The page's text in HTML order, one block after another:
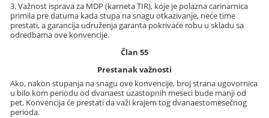
3. Važnost isprava za MDP (karneta TIR), koje je polazna carinarnica
primila pre datuma kada stupa na snagu otkazivanje, neće time
prestati, a garancija udruženja garanta pokrivaće robu u skladu sa
odredbama ove konvencije.
Član 55
Prestanak važnosti
Ako, nakon stupanja na snagu ove konvencije, broj strana ugovornica
u bilo kom periodu od dvanaest uzastopnih meseci bude manji od
pet, Konvencija će prestati da važi krajem tog dvanaestomesečnog
perioda.